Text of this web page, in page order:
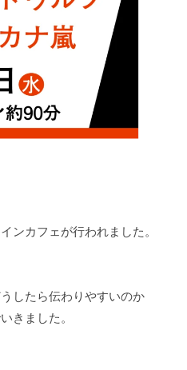
ンカフェが行われました。
したら伝わりやすいのか
きました。